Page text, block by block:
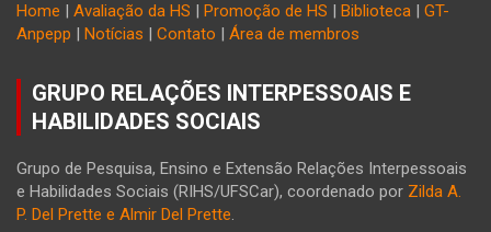
Home Avaliação da HS Promoção de HS Biblioteca
GT-
Anpepp
Notícias Contato Área de membros
GRUPO RELAÇÕES INTERPESSOAIS E
HABILIDADES SOCIAIS
Grupo de Pesquisa, Ensino e Extensão Relações Interpessoais
e Habilidades Sociais (RIHS/UFSCar), coordenado por Zilda A.
P. Del Prette e Almir Del Prette.